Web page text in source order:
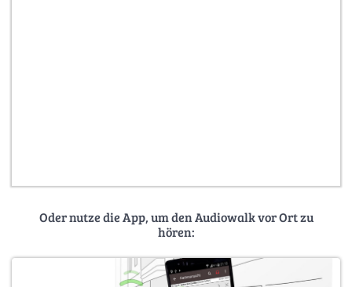
Oder nutze die App, um den Audiowalk vor Ort zu
hören: